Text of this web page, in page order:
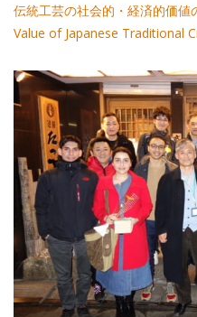
伝統工芸の社会的・経済的価
Value of Japanese Traditional